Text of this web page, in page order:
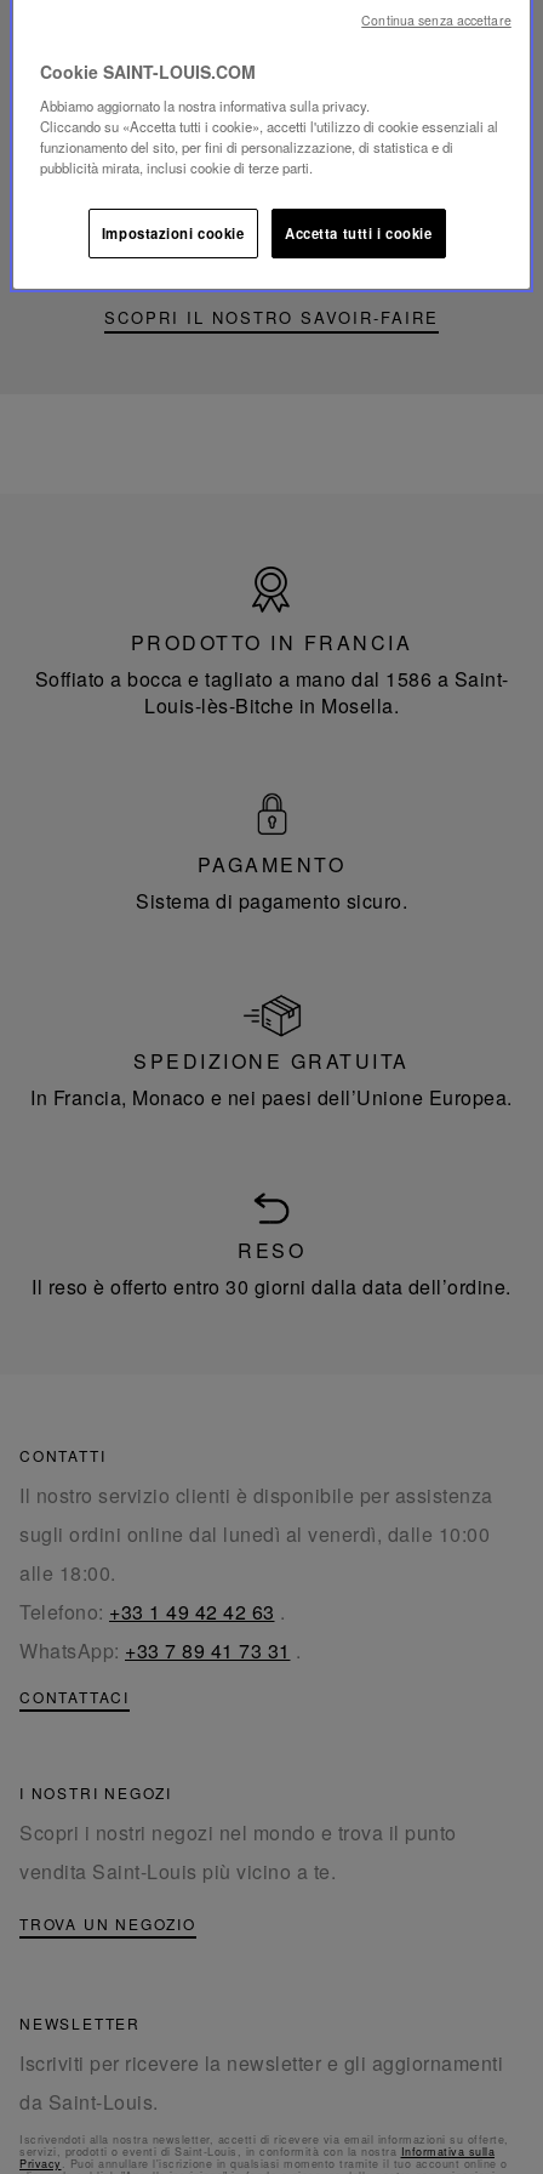
SCOPRI IL NOSTRO SAVOIR-FAIRE
Riproduci
video
Video
YouTube,
portatile
mini
Folia
Francia
PRODOTTO IN FRANCIA
Soffiato a bocca e tagliato a mano dal 1586 a Saint-
Louis-lès-Bitche in Mosella.
PAGAMENTO
Sistema di pagamento sicuro.
SPEDIZIONE GRATUITA
In Francia, Monaco e nei paesi dell’Unione Europea.
RESO
Il reso è offerto entro 30 giorni dalla data dell’ordine.
CONTATTI
Il nostro servizio clienti è disponibile per assistenza
sugli ordini online dal lunedì al venerdì, dalle 10:00
alle 18:00.
Telefono: +33 1 49 42 42 63 .
WhatsApp: +33 7 89 41 73 31 .
CONTATTACI
I NOSTRI NEGOZI
Scopri i nostri negozi nel mondo e trova il punto
vendita Saint-Louis più vicino a te.
TROVA UN NEGOZIO
NEWSLETTER
Iscriviti per ricevere la newsletter e gli aggiornamenti
da Saint-Louis.
Iscrivendoti alla nostra newsletter, accetti di ricevere via email informazioni su offerte,
servizi, prodotti o eventi di Saint-Louis, in conformità con la nostra Informativa sulla
Privacy . Puoi annullare l'iscrizione in qualsiasi momento tramite il tuo account online o
Cookie SAINT-LOUIS.COM
Abbiamo aggiornato la nostra informativa sulla privacy.
Cliccando su «Accetta tutti i cookie», accetti l'utilizzo di cookie essenziali al
funzionamento del sito, per fini di personalizzazione, di statistica e di
pubblicità mirata, inclusi cookie di terze parti.
Impostazioni cookie Accetta tutti i cookie
Continua senza accettare